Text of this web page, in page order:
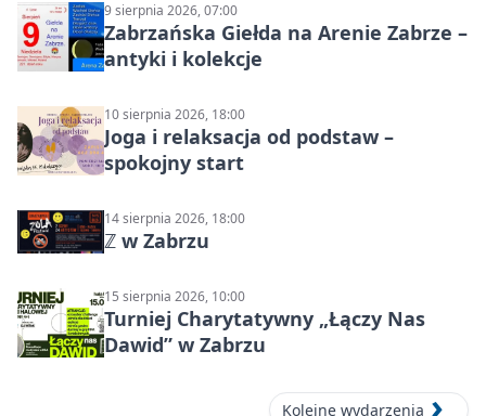
9 sierpnia 2026, 07:00
Zabrzańska Giełda na Arenie Zabrze –
antyki i kolekcje
10 sierpnia 2026, 18:00
Joga i relaksacja od podstaw –
spokojny start
14 sierpnia 2026, 18:00
ℤ w Zabrzu
15 sierpnia 2026, 10:00
Turniej Charytatywny „Łączy Nas
Dawid” w Zabrzu
Kolejne wydarzenia